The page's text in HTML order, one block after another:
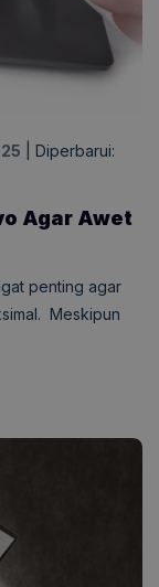
Diperbarui:
Agar Awet
penting agar
Meskipun